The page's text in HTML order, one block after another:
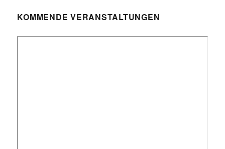
KOMMENDE VERANSTALTUNGEN